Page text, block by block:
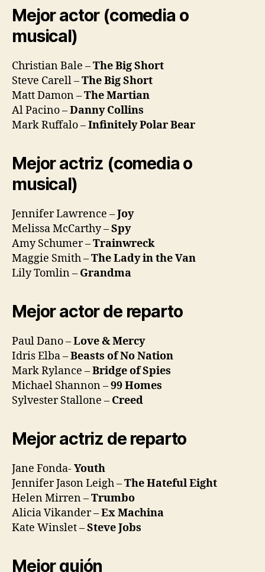
Mejor actor (comedia o
musical)
Christian Bale –The Big Short
Steve Carell –The Big Short
Matt Damon –The Martian
Al Pacino –Danny Collins
Mark Ruffalo –Infinitely Polar Bear
Mejor actriz (comedia o
musical)
Jennifer Lawrence –Joy
Melissa McCarthy –Spy
Amy Schumer –Trainwreck
Maggie Smith –The Lady in the Van
Lily Tomlin – Grandma
Mejor actor de reparto
Paul Dano –Love & Mercy
Idris Elba –Beasts of No Nation
Mark Rylance –Bridge of Spies
Michael Shannon –99 Homes
Sylvester Stallone – Creed
Mejor actriz de reparto
Jane Fonda-Youth
Jennifer Jason Leigh –The Hateful Eight
Helen Mirren –Trumbo
Alicia Vikander –Ex Machina
Kate Winslet –Steve Jobs
Mejor guión